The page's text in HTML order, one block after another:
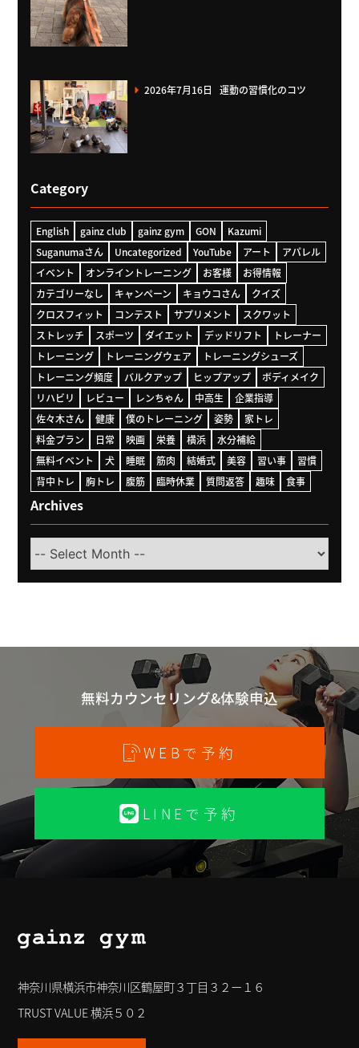
2026年7月16日 運動の習慣化のコツ
Category
English gainz club gainz gym GON
Kazumi
Suganumaさん
Uncategorized YouTube アート
アパレル
イベント
オンライントレーニング お客様
お得情報
カテゴリーなし
キャンペーン キョウコさん
クイズ
クロスフィット
コンテスト サプリメント
スクワット
ストレッチ
スポーツ ダイエット デッドリフト
トレーナー
トレーニング
トレーニングウェア
トレーニングシューズ
トレーニング頻度
バルクアップ ヒップアップ
ボディメイク
リハビリ
レビュー レンちゃん 中高生
企業指導
佐々木さん
健康 僕のトレーニング 姿勢
家トレ
料金プラン
日常 映画 栄養 横浜
水分補給
無料イベント
犬 睡眠 筋肉 結婚式 美容 習い事
習慣
背中トレ
胸トレ 腹筋 臨時休業 質問返答 趣味 食事
Archives
Select
Month
無料カウンセリング&体験申込
WEBで予約
LINEで予約
神奈川県横浜市神奈川区鶴屋町３丁目３２ー１６
TRUST VALUE 横浜５０２